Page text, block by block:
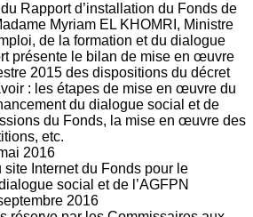
Rapport d’installation du Fonds de
Myriam EL KHOMRI, Ministre
de la formation et du dialogue
présente le bilan de mise en œuvre
2015 des dispositions du décret
: les étapes de mise en œuvre du
du dialogue social et de
du Fonds, la mise en œuvre des
etc.
2016
site Internet du Fonds pour le
social et de l’AGFPN
2016